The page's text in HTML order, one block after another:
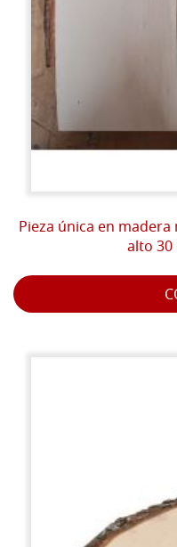
Pieza única en madera
alto